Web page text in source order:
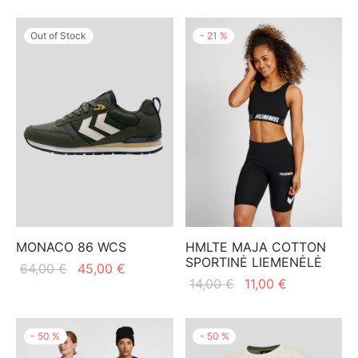
Out of Stock
MONACO 86 WCS
64,00€
Original
64,00 €.
45,00 €
- 21 %
HMLTE MAJA COTTON
SPORTINĖ LIEMENĖLĖ
14,00€
Original
was:
14,00 €.
11,00 €
is:
- 50 % - 50 %